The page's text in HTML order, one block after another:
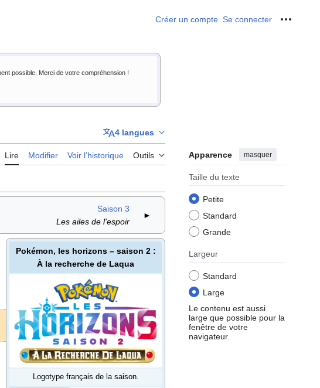
Créer un compte Se connecter Outils
possible. Merci de votre compréhension !
4 langues
Lire Modifier Voir l’historique Outils Apparence masquer
Taille du texte
Petite
Standard
Grande
Largeur
Standard
Large
Le contenu est aussi
large que possible pour la
fenêtre de votre
navigateur.
Saison 3
Les ailes de l'espoir
►
Pokémon, les horizons – saison 2 :
À la recherche de Laqua
Logotype français de la saison.